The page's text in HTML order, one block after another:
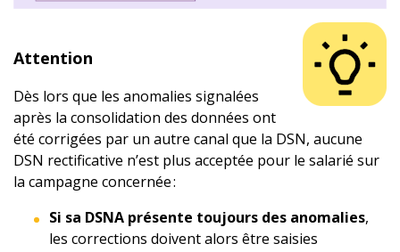
Attention
Dès lors que les anomalies signalées
après la consolidation des données ont
été corrigées par un autre canal que la DSN, aucune
DSN rectificative n’est plus acceptée pour le salarié sur
la campagne concernée :
Si sa DSNA présente toujours des anomalies,
les corrections doivent alors être saisies